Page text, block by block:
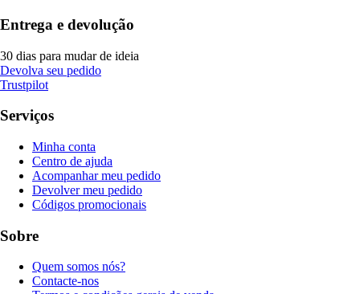
Entrega e devolução
30 dias para mudar de ideia
Devolva seu pedido
Trustpilot
Serviços
Minha conta
Centro de ajuda
Acompanhar meu pedido
Devolver meu pedido
Códigos promocionais
Sobre
Quem somos nós?
Contacte-nos